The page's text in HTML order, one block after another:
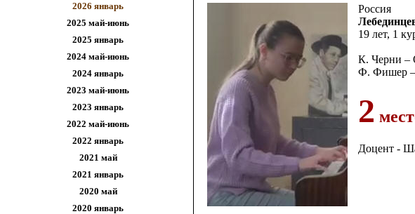
2026 январь
2025 май-июнь
2025 январь
2024 май-июнь
2024 январь
2023 май-июнь
2023 январь
2022 май-июнь
2022 январь
2021 май
2021 январь
2020 май
2020 январь
Россия
19 лет, 1
К. Черни –
Ф. Фишер –
2
Доцент -